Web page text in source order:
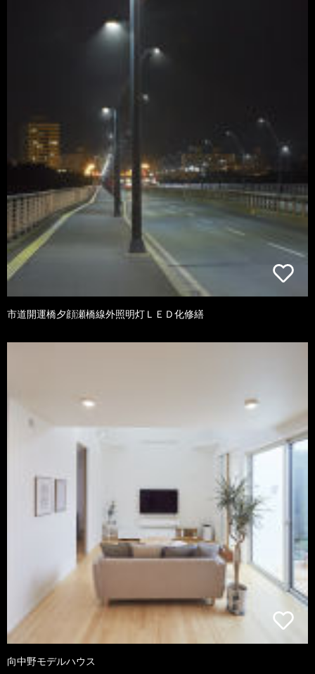
市道開運橋夕顔瀬橋線外照明灯ＬＥＤ化修繕
向中野モデルハウス